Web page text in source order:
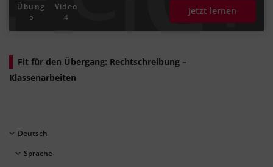
Übung
5
Video
4
Jetzt lernen
Fit für den Übergang: Rechtschreibung –
Klassenarbeiten
Deutsch
Sprache